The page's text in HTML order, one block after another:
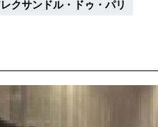
クサンドル・ドゥ・パリ